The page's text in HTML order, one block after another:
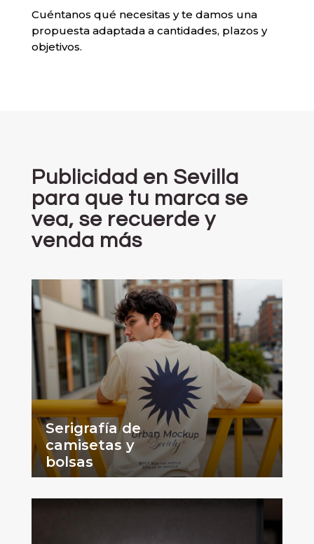
Cuéntanos qué necesitas y te damos una
propuesta adaptada a cantidades, plazos y
objetivos.
Publicidad en Sevilla
para que tu marca se
vea, se recuerde y
venda más
Serigrafía de
camisetas y
bolsas